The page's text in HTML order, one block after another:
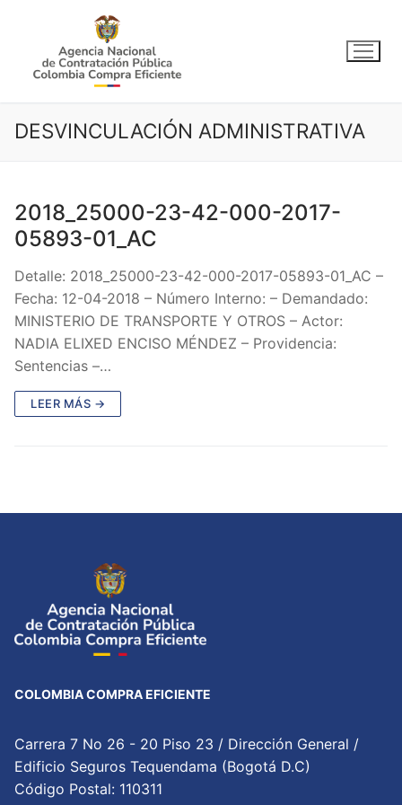
contenido
DESVINCULACIÓN ADMINISTRATIVA
2018_25000-23-42-000-2017-
05893-01_AC
Detalle: 2018_25000-23-42-000-2017-05893-01_AC –
Fecha: 12-04-2018 – Número Interno: – Demandado:
MINISTERIO DE TRANSPORTE Y OTROS – Actor:
NADIA ELIXED ENCISO MÉNDEZ – Providencia:
Sentencias –…
LEER MÁS →
COLOMBIA COMPRA EFICIENTE
Carrera 7 No 26 - 20 Piso 23 / Dirección General /
Edificio Seguros Tequendama (Bogotá D.C)
Código Postal: 110311